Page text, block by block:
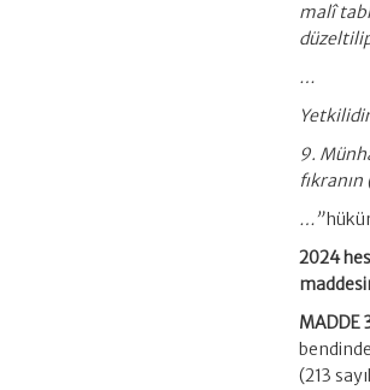
malî
…
9.
…”
2024
MADDE
(213